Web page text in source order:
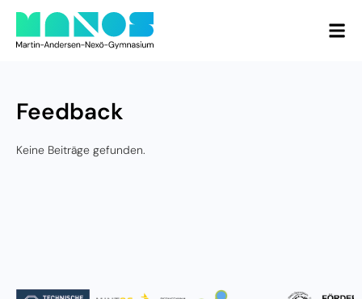
Feedback
Keine Beiträge gefunden.